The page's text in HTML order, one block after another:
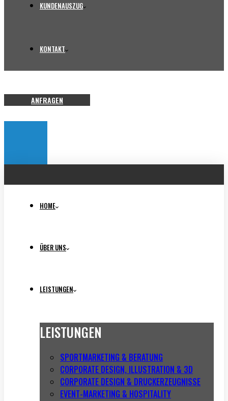
KUNDENAUSZUG
KONTAKT
ANFRAGEN
HOME
ÜBER UNS
LEISTUNGEN
LEISTUNGEN
SPORTMARKETING & BERATUNG
CORPORATE DESIGN, ILLUSTRATION & 3D
CORPORATE DESIGN & DRUCKERZEUGNISSE
EVENT-MARKETING & HOSPITALITY